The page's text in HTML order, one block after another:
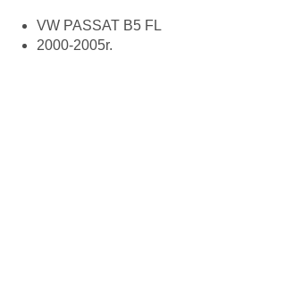
VW PASSAT B5 FL
2000-2005r.